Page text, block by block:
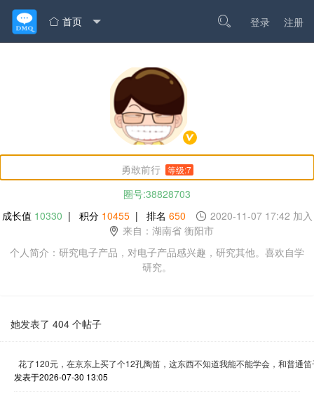
 首页  登录 注册
勇敢前行 等级:7
圈号:38828703
成长值 10330 | 积分 10455| 排名 650
2020-11-07 17:42 加入
来自：湖南省 衡阳市
个人简介：研究电子产品，对电子产品感兴趣，研究其他。喜欢自学
研究。
她发表了 404 个帖子
花了120元，在京东上买了个12孔陶笛，这东西不知道我能不能学会，和普通
发表于2026-07-30 13:05